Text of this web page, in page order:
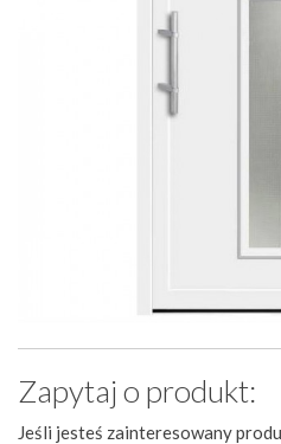
Zapytaj o produkt:
Jeśli jesteś zainteresowany